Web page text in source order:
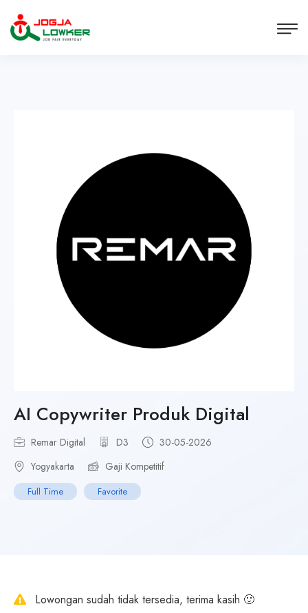
AI Copywriter Produk Digital
Remar Digital D3
30-05-2026
Yogyakarta
Gaji Kompetitif
Full Time Favorite
Lowongan sudah tidak tersedia, terima kasih 🙂